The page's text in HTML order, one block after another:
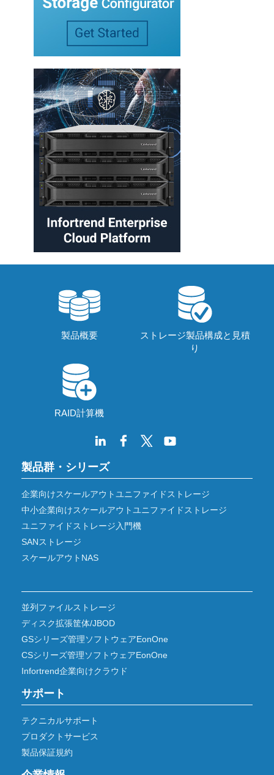
製品概要
ストレージ製品構成と見積
り
RAID計算機
製品群・シリーズ
企業向けスケールアウトユニファイドストレージ
中小企業向けスケールアウトユニファイドストレージ
ユニファイドストレージ入門機
SANストレージ
スケールアウトNAS
並列ファイルストレージ
ディスク拡張筐体/JBOD
GSシリーズ管理ソフトウェアEonOne
CSシリーズ管理ソフトウェアEonOne
Infortrend企業向けクラウド
サポート
テクニカルサポート
プロダクトサービス
製品保証規約